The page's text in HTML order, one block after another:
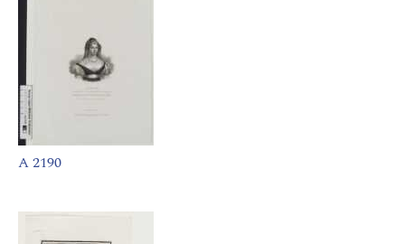
A 2190